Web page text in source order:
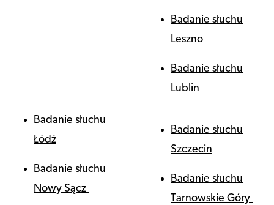
Badanie słuchu
Leszno
Badanie słuchu
Lublin
Badanie słuchu
Łódź
Badanie słuchu
Nowy Sącz
Badanie słuchu
Szczecin
Badanie słuchu
Tarnowskie Góry